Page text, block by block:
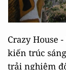
Crazy House
kiến ​​trúc
trải nghiệm